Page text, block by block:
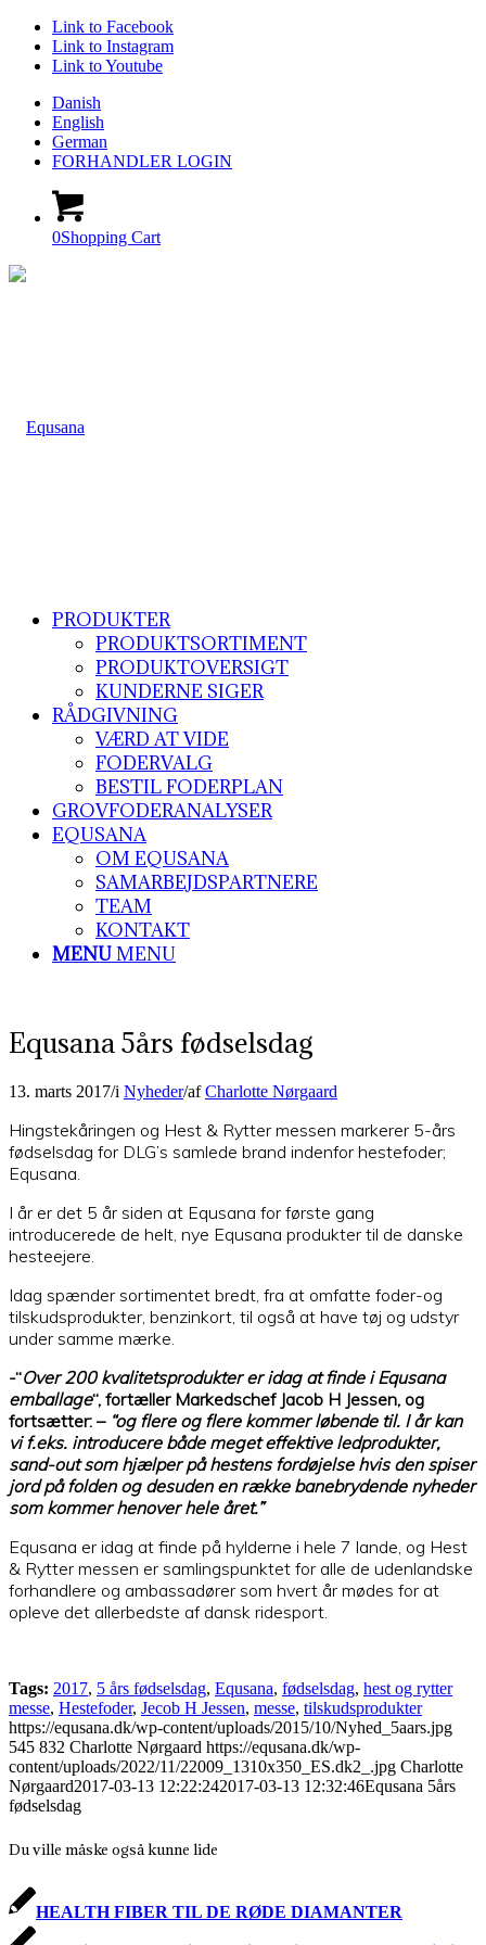
Link to Facebook
Link to Instagram
Link to Youtube
Danish
English
German
FORHANDLER LOGIN
0Shopping Cart
PRODUKTER
PRODUKTSORTIMENT
PRODUKTOVERSIGT
KUNDERNE SIGER
RÅDGIVNING
VÆRD AT VIDE
FODERVALG
BESTIL FODERPLAN
GROVFODERANALYSER
EQUSANA
OM EQUSANA
SAMARBEJDSPARTNERE
TEAM
KONTAKT
MENUMENU
Equsana 5års fødselsdag
13. marts 2017/i Nyheder/afCharlotte Nørgaard
Hingstekåringen og Hest & Rytter messen markerer 5-års
fødselsdag for DLG’s samlede brand indenfor hestefoder;
Equsana.
I år er det 5 år siden at Equsana for første gang
introducerede de helt, nye Equsana produkter til de danske
hesteejere.
Idag spænder sortimentet bredt, fra at omfatte foder-og
tilskudsprodukter, benzinkort, til også at have tøj og udstyr
under samme mærke.
-“Over 200 kvalitetsprodukter er idag at finde i Equsana
emballage“, fortæller Markedschef Jacob H Jessen, og
fortsætter: – “og flere og flere kommer løbende til. I år kan
vi f.eks. introducere både meget effektive ledprodukter,
sand-out som hjælper på hestens fordøjelse hvis den spiser
jord på folden og desuden en række banebrydende nyheder
som kommer henover hele året.”
Equsana er idag at finde på hylderne i hele 7 lande, og Hest
& Rytter messen er samlingspunktet for alle de udenlandske
forhandlere og ambassadører som hvert år mødes for at
opleve det allerbedste af dansk ridesport.
Tags: 2017, 5 års fødselsdag, Equsana, fødselsdag, hest og rytter
messe, Hestefoder, Jecob H Jessen, messe, tilskudsprodukter
https://equsana.dk/wp-content/uploads/2015/10/Nyhed_5aars.jpg
545 832 Charlotte Nørgaard https://equsana.dk/wp-
content/uploads/2022/11/22009_1310x350_ES.dk2_.jpg Charlotte
Nørgaard2017-03-13 12:22:242017-03-13 12:32:46Equsana 5års
fødselsdag
Du ville måske også kunne lide
HEALTH FIBER TIL DE RØDE DIAMANTER